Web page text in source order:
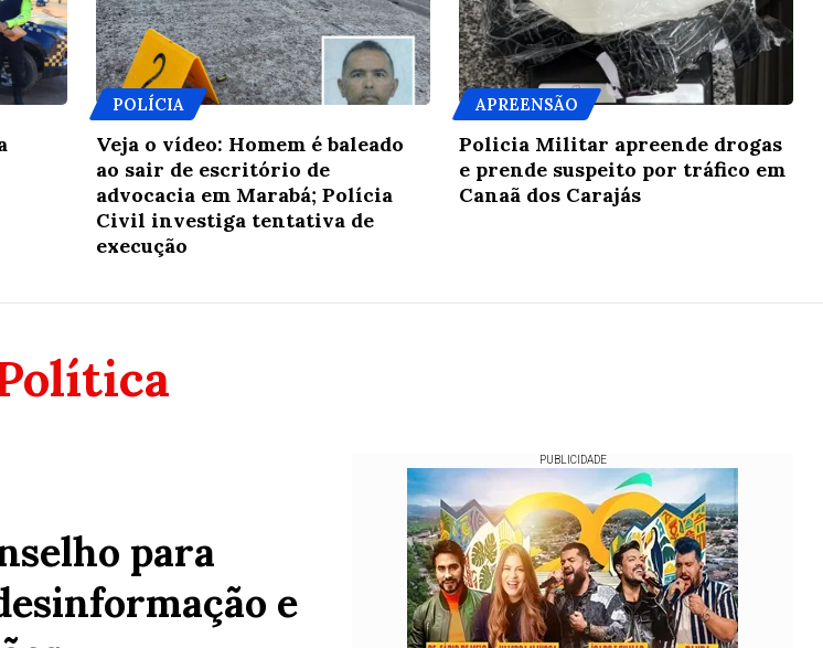
POLÍCIA
Veja o vídeo: Homem é baleado
ao sair de escritório de
advocacia em Marabá; Polícia
Civil investiga tentativa de
execução
APREENSÃO
Policia Militar apreende drogas
e prende suspeito por tráfico em
Canaã dos Carajás
para
e
PUBLICIDADE